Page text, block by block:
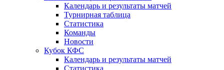
Календарь и результаты матчей
Турнирная таблица
Статистика
Команды
Новости
Кубок КФС
Календарь и результаты матчей
Статистика